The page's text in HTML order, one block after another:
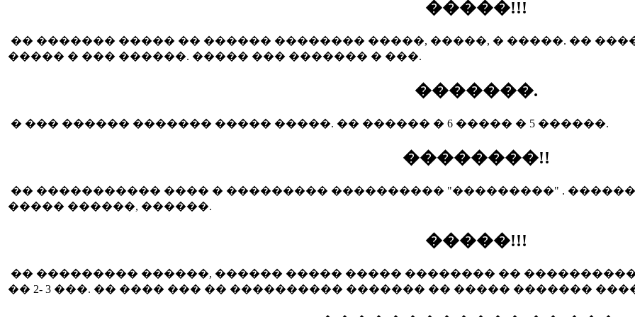
�����!!!
�� ������� ����� �� ������ �������� �����, �����, � �����. ��
����� � ��� ������. ����� ��� ������� � ���.
�������.
� ��� ������ ������� ����� �����. �� ������ � 6 ����� � 5 ������.
��������!!
�� ����������� ���� � ��������� ���������� "���������" .
����� ������, ������.
�����!!!
�� ��������� ������, ������ ����� ����� �������� ��
�� 2- 3 ���. �� ���� ��� �� ���������� ������� �� ����� �������